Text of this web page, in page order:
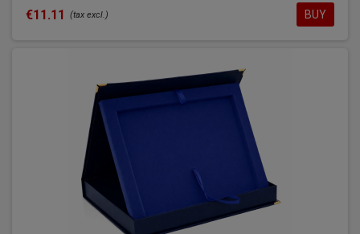
€11.11 (tax excl.) BUY